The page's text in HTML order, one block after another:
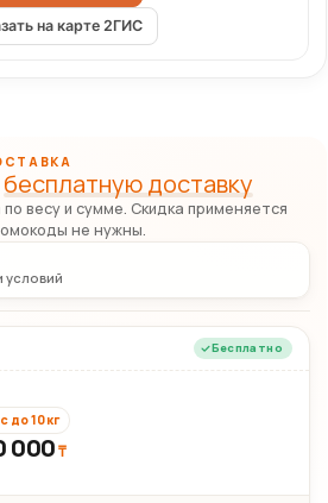
на карте 2ГИС
бесплатную доставку
весу и сумме. Скидка применяется
не нужны.
условий
Бесплатно
до 10 кг
000₸